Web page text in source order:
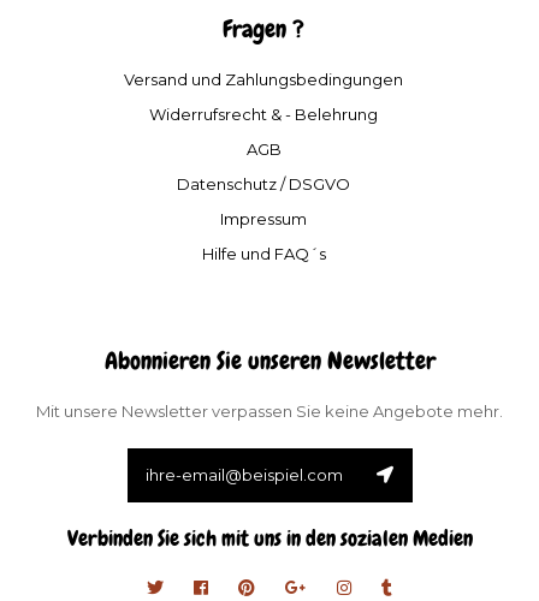
Fragen ?
Versand und Zahlungsbedingungen
Widerrufsrecht & - Belehrung
AGB
Datenschutz / DSGVO
Impressum
Hilfe und FAQ´s
Abonnieren Sie unseren Newsletter
Mit unsere Newsletter verpassen Sie keine Angebote mehr.
Verbinden Sie sich mit uns in den sozialen Medien